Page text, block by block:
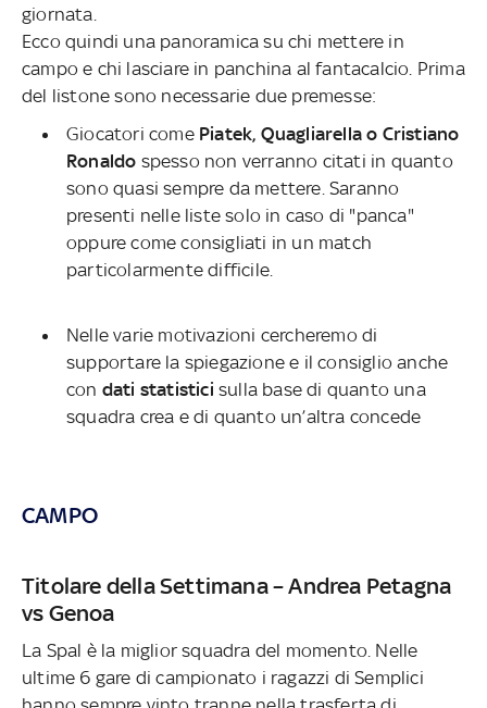
giornata.
Ecco quindi una panoramica su chi mettere in
campo e chi lasciare in panchina al fantacalcio. Prima
del listone sono necessarie due premesse:
Giocatori come Piatek, Quagliarella o Cristiano
Ronaldo spesso non verranno citati in quanto
sono quasi sempre da mettere. Saranno
presenti nelle liste solo in caso di "panca"
oppure come consigliati in un match
particolarmente difficile.
Nelle varie motivazioni cercheremo di
supportare la spiegazione e il consiglio anche
con dati statistici sulla base di quanto una
squadra crea e di quanto un’altra concede
CAMPO
Titolare della Settimana – Andrea Petagna
vs Genoa
La Spal è la miglior squadra del momento. Nelle
ultime 6 gare di campionato i ragazzi di Semplici